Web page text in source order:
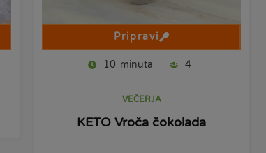
Pripravi
10 minuta 4
VEČERJA
KETO Vroča čokolada